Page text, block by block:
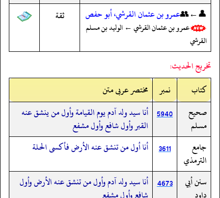
👤←👥عمرو بن عثمان القرشي، أبو حفص
عمرو بن عثمان القرشي ← الوليد بن مسلم
القرشي
ثقة
تخريج الحديث:
کتاب
نمبر
مختصر عربی متن
صحيح
مسلم
5940 أنا سيد ولد آدم يوم القيامة وأول من ينشق عنه
القبر وأول شافع وأول مشفع
جامع
الترمذي
3611 أنا أول من تنشق عنه الأرض فأكسى الحلة
سنن أبي
4673 أنا سيد ولد آدم وأول من تنشق عنه الأرض وأول